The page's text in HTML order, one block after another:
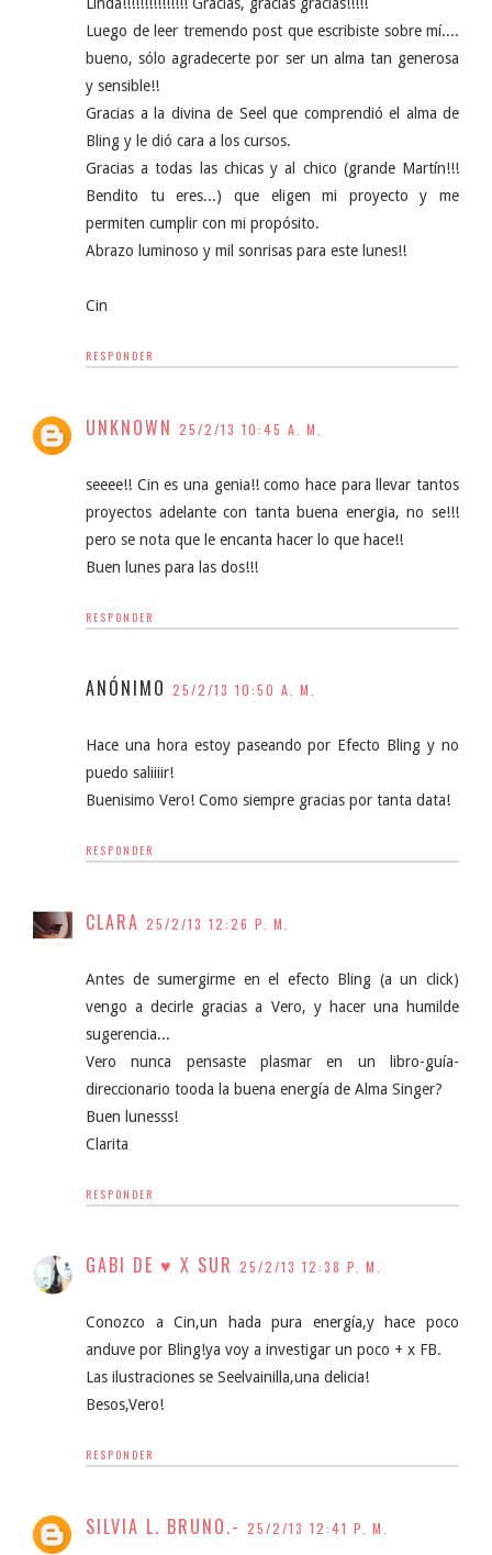
Luego de leer tremendo post que escribiste sobre mí....
bueno, sólo agradecerte por ser un alma tan generosa
y sensible!!
Gracias a la divina de Seel que comprendió el alma de
Bling y le dió cara a los cursos.
Gracias a todas las chicas y al chico (grande Martín!!!
Bendito tu eres...) que eligen mi proyecto y me
permiten cumplir con mi propósito.
Abrazo luminoso y mil sonrisas para este lunes!!
Cin
RESPONDER
UNKNOWN 25/2/13 10:45 A. M.
seeee!! Cin es una genia!! como hace para llevar tantos
proyectos adelante con tanta buena energia, no se!!!
pero se nota que le encanta hacer lo que hace!!
Buen lunes para las dos!!!
RESPONDER
ANÓNIMO 25/2/13 10:50 A. M.
Hace una hora estoy paseando por Efecto Bling y no
puedo saliiiir!
Buenisimo Vero! Como siempre gracias por tanta data!
RESPONDER
CLARA 25/2/13 12:26 P. M.
Antes de sumergirme en el efecto Bling (a un click)
vengo a decirle gracias a Vero, y hacer una humilde
sugerencia...
Vero nunca pensaste plasmar en un libro-guía-
direccionario tooda la buena energía de Alma Singer?
Buen lunesss!
Clarita
RESPONDER
GABI DE ♥ X SUR 25/2/13 12:38 P. M.
Conozco a Cin,un hada pura energía,y hace poco
anduve por Bling!ya voy a investigar un poco + x FB.
Las ilustraciones se Seelvainilla,una delicia!
Besos,Vero!
RESPONDER
SILVIA L. BRUNO.- 25/2/13 12:41 P. M.